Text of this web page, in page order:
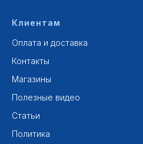
Клиентам
Оплата и доставка
Контакты
Магазины
Полезные видео
Статьи
Политика